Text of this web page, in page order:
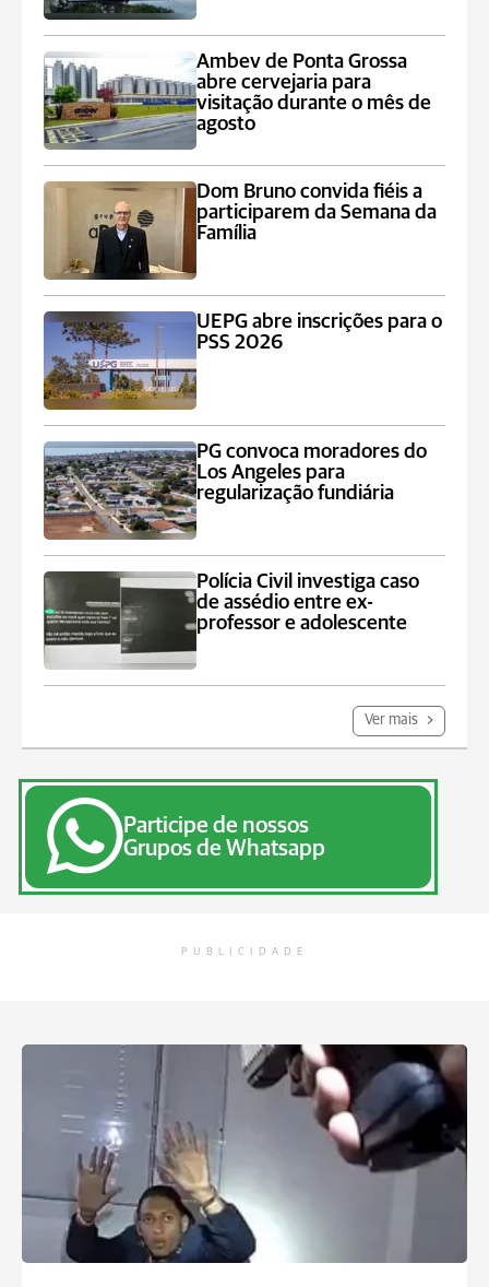
Ambev de Ponta Grossa
abre cervejaria para
visitação durante o mês de
agosto
Dom Bruno convida fiéis a
participarem da Semana da
Família
UEPG abre inscrições para o
PSS 2026
PG convoca moradores do
Los Angeles para
regularização fundiária
Polícia Civil investiga caso
de assédio entre ex-
professor e adolescente
Ver mais
Participe de nossos
Grupos de Whatsapp
PUBLICIDADE